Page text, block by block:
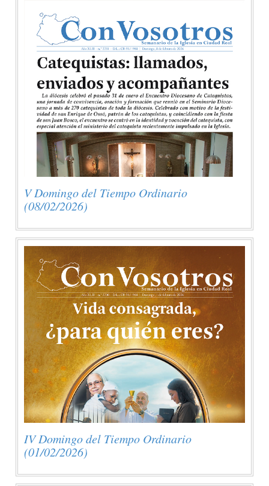
V Domingo del Tiempo Ordinario
(08/02/2026)
IV Domingo del Tiempo Ordinario
(01/02/2026)